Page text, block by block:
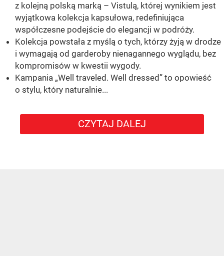
z kolejną polską marką – Vistulą, której wynikiem jest
wyjątkowa kolekcja kapsułowa, redefiniująca
współczesne podejście do elegancji w podróży.
Kolekcja powstała z myślą o tych, którzy żyją w drodze
i wymagają od garderoby nienagannego wyglądu, bez
kompromisów w kwestii wygody.
Kampania „Well traveled. Well dressed” to opowieść
o stylu, który naturalnie...
CZYTAJ DALEJ